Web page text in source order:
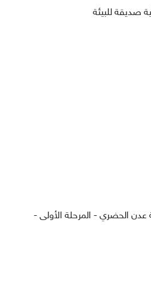
عدن الحضري - المرحلة الأولى -